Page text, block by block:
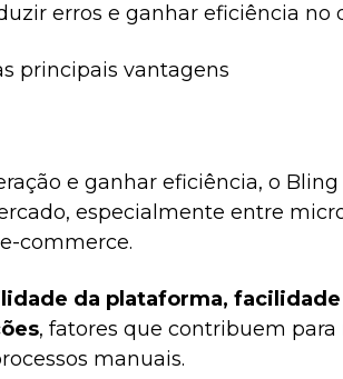
erros e ganhar eficiência no
principais vantagens
e ganhar eficiência, o
especialmente entre
commerce.
da plataforma, facilidade
, fatores que contribuem para
manuais.